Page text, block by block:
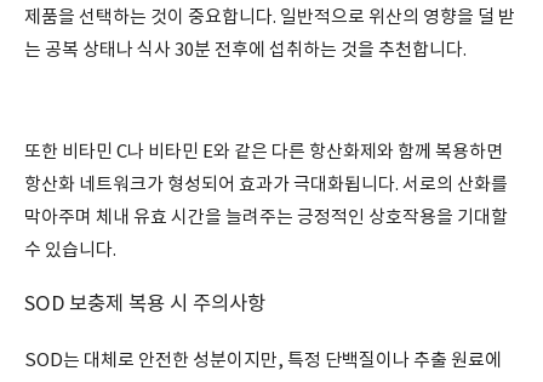
제품을 선택하는 것이 중요합니다. 일반적으로 위산의 영향을 덜 받
는 공복 상태나 식사 30분 전후에 섭취하는 것을 추천합니다.
또한 비타민 C나 비타민 E와 같은 다른 항산화제와 함께 복용하면
항산화 네트워크가 형성되어 효과가 극대화됩니다. 서로의 산화를
막아주며 체내 유효 시간을 늘려주는 긍정적인 상호작용을 기대할
수 있습니다.
SOD 보충제 복용 시 주의사항
SOD는 대체로 안전한 성분이지만, 특정 단백질이나 추출 원료에